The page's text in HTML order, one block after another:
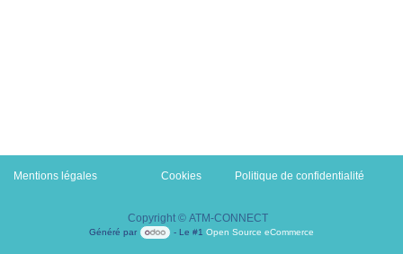
Mentions légales Cookies ​Politique de confidentialité
Copyright © ATM-CONNECT
Généré par - Le #1 Open Source eCommerce